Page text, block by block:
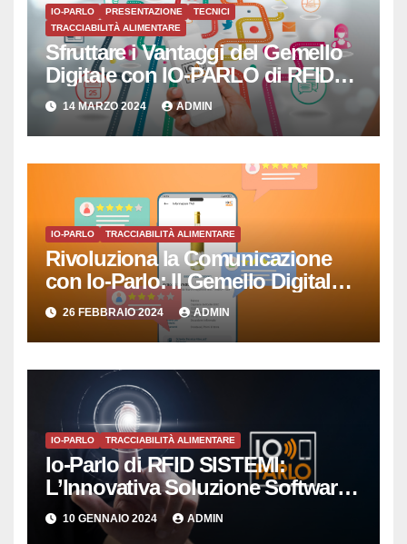
IO-PARLO PRESENTAZIONE
TECNICI
TRACCIABILITÀ ALIMENTARE
Sfruttare i Vantaggi del Gemello
Digitale con IO-PARLO di RFID
SISTEMI SRL
14 MARZO 2024 ADMIN
IO-PARLO TRACCIABILITÀ ALIMENTARE
Rivoluziona la Comunicazione
con Io-Parlo: Il Gemello Digitale
che Semplicemente Parla
26 FEBBRAIO 2024 ADMIN
IO-PARLO TRACCIABILITÀ ALIMENTARE
Io-Parlo di RFID SISTEMI:
L’Innovativa Soluzione Software
per la Gestione Intelligente delle
Copie Digitali
10 GENNAIO 2024 ADMIN